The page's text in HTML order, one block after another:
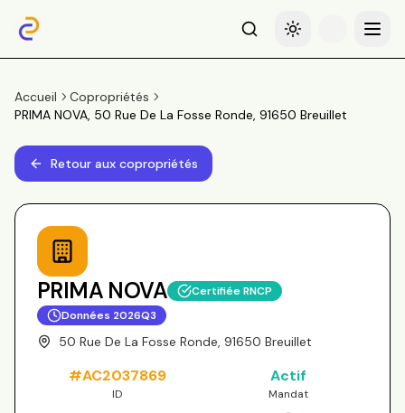
RechercheBasculer le thème
Menu
Accueil
Copropriétés
PRIMA NOVA, 50 Rue De La Fosse Ronde, 91650 Breuillet
Retour aux copropriétés
PRIMA NOVA
Certifiée RNCP
Données 2026Q3
50 Rue De La Fosse Ronde, 91650 Breuillet
#AC2037869
ID
Actif
Mandat